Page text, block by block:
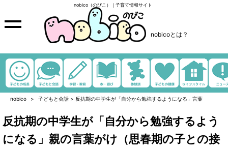
nobico（のびこ）｜子育て情報サイト
nobicoとは？
nobico 子どもと会話 > 反抗期の中学生が「自分から勉強するようになる」言葉
反抗期の中学生が「自分から勉強するよう
になる」親の言葉がけ（思春期の子との接